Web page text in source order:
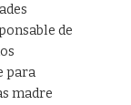
de
para
madre